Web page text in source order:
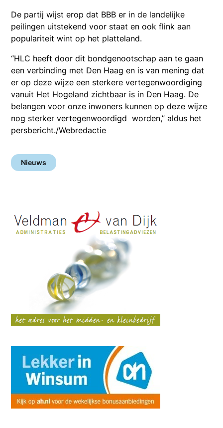
De partij wijst erop dat BBB er in de landelijke
peilingen uitstekend voor staat en ook flink aan
populariteit wint op het platteland.
“HLC heeft door dit bondgenootschap aan te gaan
een verbinding met Den Haag en is van mening dat
er op deze wijze een sterkere vertegenwoordiging
vanuit Het Hogeland zichtbaar is in Den Haag. De
belangen voor onze inwoners kunnen op deze wijze
nog sterker vertegenwoordigd worden,” aldus het
persbericht./Webredactie
Nieuws